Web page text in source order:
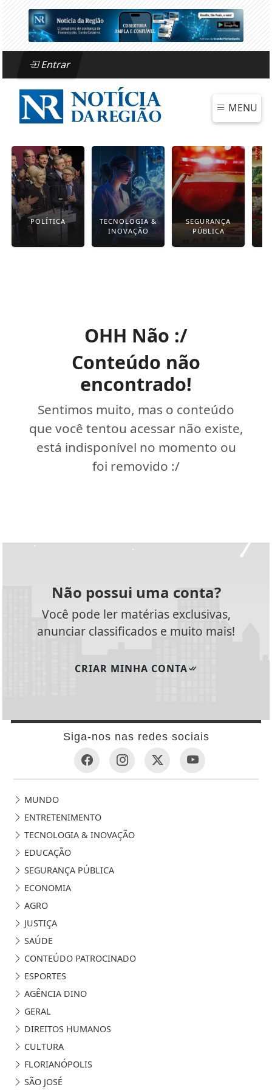
Entrar
MENU
POLÍTICA
TECNOLOGIA &
INOVAÇÃO
SEGURANÇA
PÚBLICA
OHH Não :/
Conteúdo não
encontrado!
Sentimos muito, mas o conteúdo
que você tentou acessar não existe,
está indisponível no momento ou
foi removido :/
Não possui uma conta?
Você pode ler matérias exclusivas,
anunciar classificados e muito mais!
CRIAR MINHA CONTA
Siga-nos nas redes sociais
MUNDO
ENTRETENIMENTO
TECNOLOGIA & INOVAÇÃO
EDUCAÇÃO
SEGURANÇA PÚBLICA
ECONOMIA
AGRO
JUSTIÇA
SAÚDE
CONTEÚDO PATROCINADO
ESPORTES
AGÊNCIA DINO
GERAL
DIREITOS HUMANOS
CULTURA
FLORIANÓPOLIS
SÃO JOSÉ